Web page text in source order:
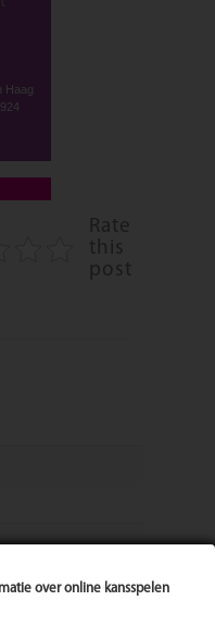
over online kansspelen
Haag
Rate
this
post